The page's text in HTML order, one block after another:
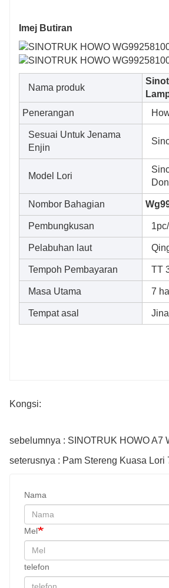
Imej Butiran
Nama produk
Penerangan
Sesuai Untuk Jenama
Enjin
Model Lori
Nombor Bahagian
Pembungkusan
Pelabuhan laut
Tempoh Pembayaran TT
Masa Utama 7
Tempat asal
Kongsi:
seterusnya : Pam Stereng Kuasa Lori
Nama
Mel
telefon